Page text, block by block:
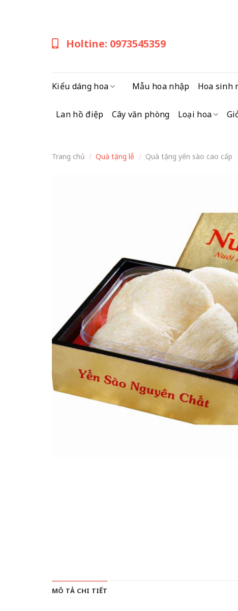
Holtine: 0973545359
Kiểu dáng hoa Mẫu hoa nhập Hoa sinh
Lan hồ điệp Cây văn phòng Loại hoa
Trang chủ / Quà tặng lễ / Quà tặng yến sào cao cấp
MÔ TẢ CHI TIẾT